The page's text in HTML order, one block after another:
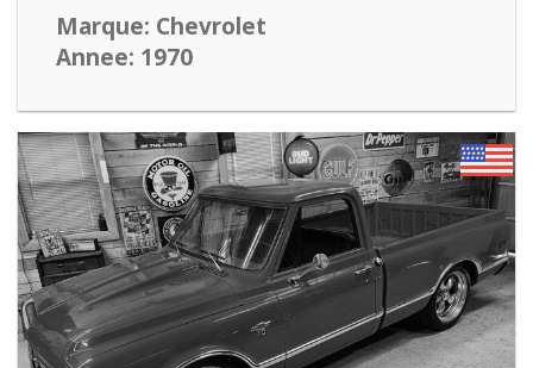
Marque: Chevrolet
Annee: 1970